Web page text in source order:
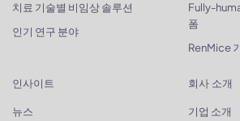
치료 기술별 비임상 솔루션
인기 연구 분야
Fully-
폼
RenMice
인사이트
뉴스
회사 소개
기업 소개